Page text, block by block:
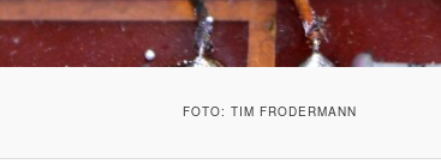
FOTO: TIM FRODERMANN